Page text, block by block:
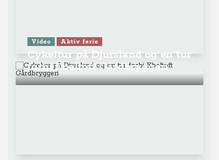
Video Aktiv ferie
Cykeltur på Djursland og en tur
forbi Ebeltoft Gårdbryggeri